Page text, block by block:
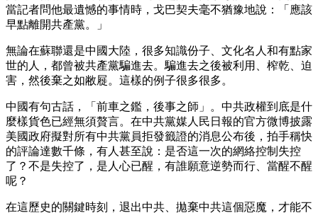
當記者問他最遺憾的事情時，戈巴契夫毫不猶豫地說：「應該
早點離開共產黨。」
無論在蘇聯還是中國大陸，很多知識份子、文化名人和有點家
世的人，都曾被共產黨騙進去。騙進去之後被利用、榨乾、迫
害，然後棄之如敝屣。這樣的例子很多很多。
中國有句古話，「前車之鑑，後事之師」。中共政權到底是什
麼樣貨色已經無須贅言。在中共黨媒人民日報的官方微博披露
美國政府擬對所有中共黨員拒發籤證的消息公布後，拍手稱快
的評論達數千條，有人甚至說：是否這一次的網絡控制失控
了？不是失控了，是人心已醒，有誰願意逆勢而行、當醒不醒
呢？
在這歷史的關鍵時刻，退出中共、拋棄中共這個惡魔，才能不